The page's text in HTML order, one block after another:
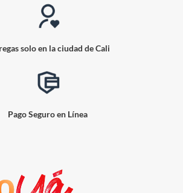
solo en la ciudad de Cali
Pago Seguro en Línea